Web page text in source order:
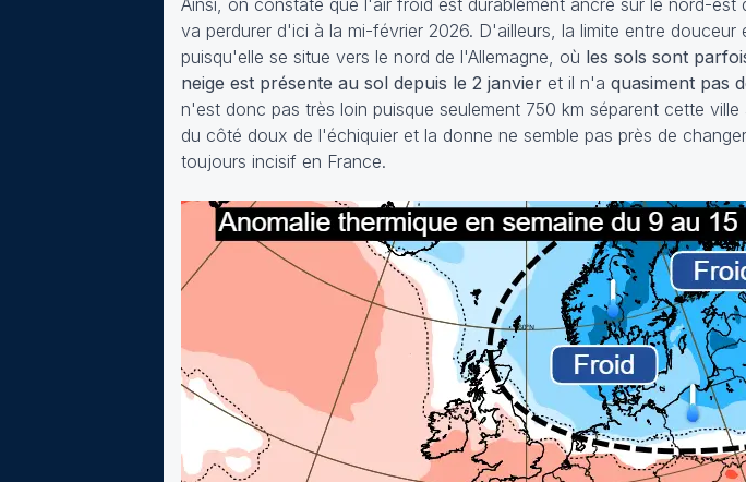
va perdurer d'ici à la mi-février 2026. D'ailleurs, la limite entre
puisqu'elle se situe vers le nord de l'Allemagne, où les sols sont
neige est présente au sol depuis le 2 janvier et il n'a quasiment pas
n'est donc pas très loin puisque seulement 750 km séparent cette
du côté doux de l'échiquier et la donne ne semble pas près de
toujours incisif en France.